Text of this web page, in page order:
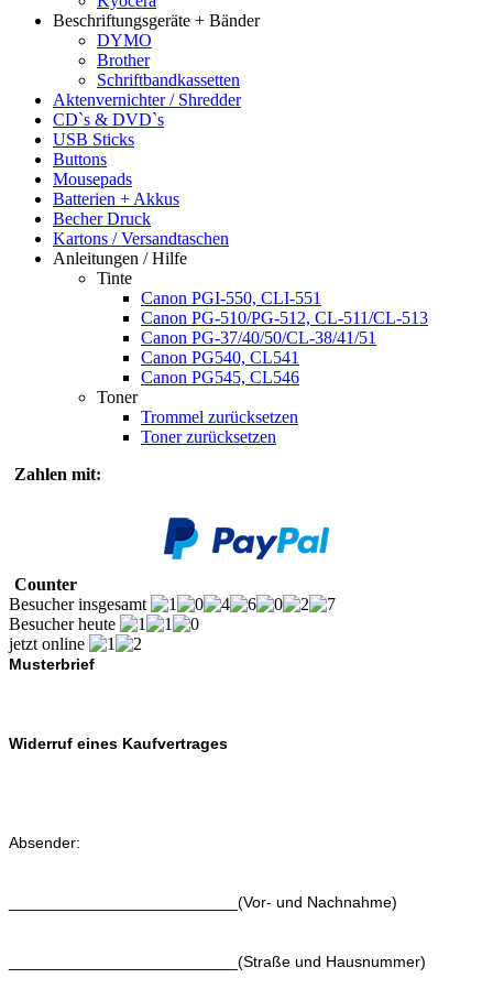
Beschriftungsgeräte + Bänder
DYMO
Brother
Schriftbandkassetten
Aktenvernichter / Shredder
CD`s & DVD`s
USB Sticks
Buttons
Mousepads
Batterien + Akkus
Becher Druck
Kartons / Versandtaschen
Anleitungen / Hilfe
Tinte
Canon PGI-550, CLI-551
Canon PG-510/PG-512, CL-511/CL-513
Canon PG-37/40/50/CL-38/41/51
Canon PG540, CL541
Canon PG545, CL546
Toner
Trommel zurücksetzen
Toner zurücksetzen
Zahlen mit:
Counter
Besucher insgesamt
Besucher heute
jetzt online
Musterbrief
Widerruf eines Kaufvertrages
Absender:
__________________________(Vor- und Nachnahme)
__________________________(Straße und Hausnummer)